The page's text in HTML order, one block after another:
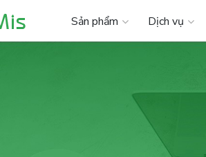
Sản phẩm Dịch vụ